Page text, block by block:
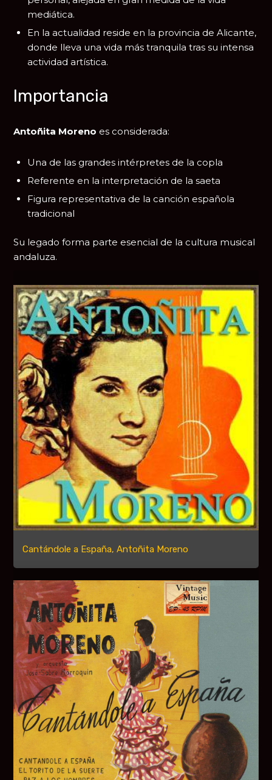
mediática.
En la actualidad reside en la provincia de Alicante,
donde lleva una vida más tranquila tras su intensa
actividad artística.
Importancia
Antoñita Moreno es considerada:
Una de las grandes intérpretes de la copla
Referente en la interpretación de la saeta
Figura representativa de la canción española
tradicional
Su legado forma parte esencial de la cultura musical
andaluza.
Cantándole a España, Antoñita Moreno